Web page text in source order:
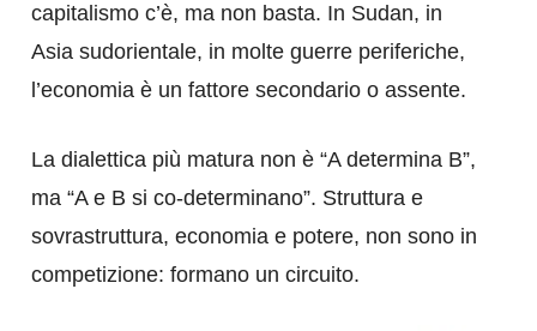
capitalismo c’è, ma non basta. In Sudan, in
Asia sudorientale, in molte guerre periferiche,
l’economia è un fattore secondario o assente.
La dialettica più matura non è “A determina B”,
ma “A e B si co-determinano”. Struttura e
sovrastruttura, economia e potere, non sono in
competizione: formano un circuito.